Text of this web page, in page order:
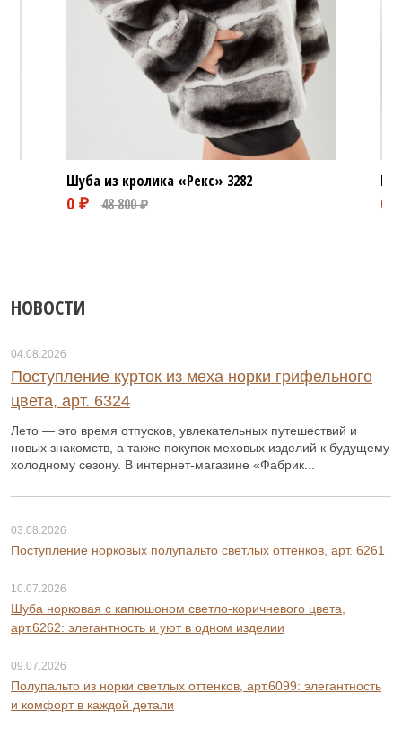
Шуба из кролика «Рекс» 3282
НОВОСТИ
04.08.2026
Поступление курток из меха норки грифельного
цвета, арт. 6324
Лето — это время отпусков, увлекательных путешествий и
новых знакомств, а также покупок меховых изделий к будущему
холодному сезону. В интернет-магазине «Фабрик...
03.08.2026
Поступление норковых полупальто светлых оттенков, арт. 6261
10.07.2026
Шуба норковая с капюшоном светло-коричневого цвета,
арт.6262: элегантность и уют в одном изделии
09.07.2026
Полупальто из норки светлых оттенков, арт.6099: элегантность
и комфорт в каждой детали